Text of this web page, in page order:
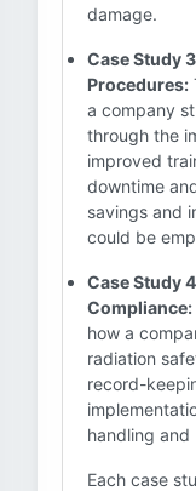
damage.
Case Study
Procedures:
a company
through the
improved
downtime
savings and
could be
Case Study
Compliance:
how a
radiation
record-
handling and
Each case